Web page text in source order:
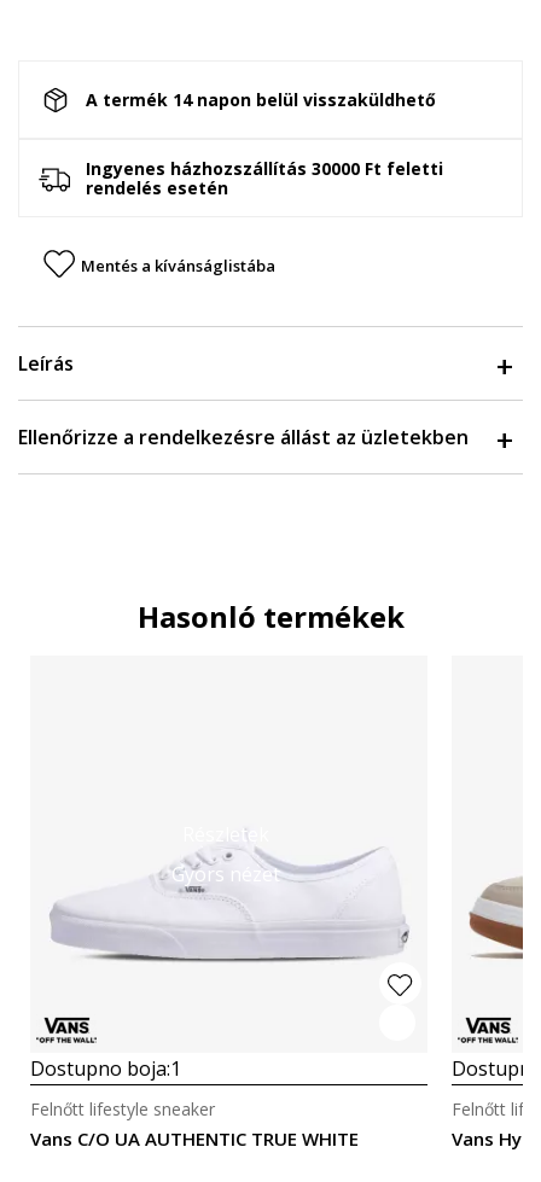
A termék 14 napon belül visszaküldhető
Ingyenes házhozszállítás 30000 Ft feletti
rendelés esetén
Mentés a kívánságlistába
Leírás
Ellenőrizze a rendelkezésre állást az üzletekben
Hasonló termékek
Részletek
Gyors nézet
Dostupno boja:1
Vans C/O UA AUTHENTIC TRUE WHITE
Felnőtt lifestyle sneaker
Vans
Felnőtt